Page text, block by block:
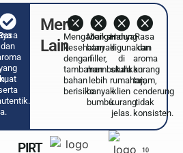
dan
kuat
Merk
LainMengabaikan
kesehatan
dengan
tambahan
bahan
berisiko.
Mengandung
banyak
filler,
membutuhkan
lebih
banyak
bumbu.
Hanya
digunakan
di
skala
rumahan,
klien
kurang
jelas.
Rasa
dan
aroma
kurang
tajam,
cenderung
tidak
konsisten.
PIRT 10